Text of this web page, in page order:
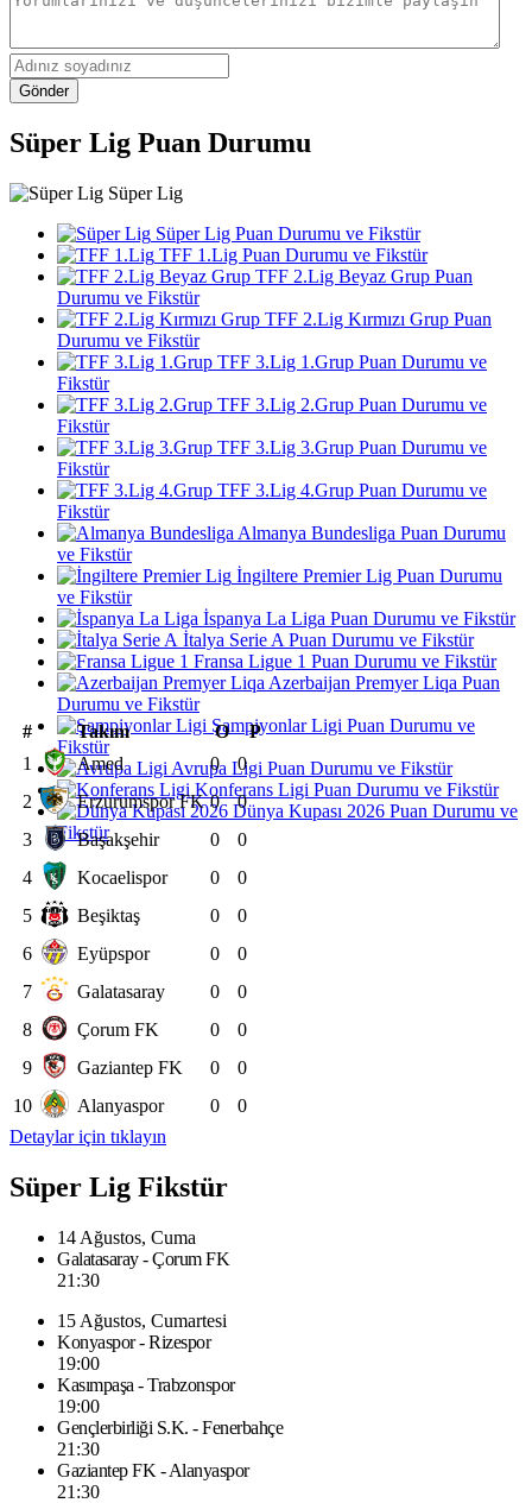
Gönder
Süper Lig Puan Durumu
Süper Lig
Süper Lig Puan Durumu ve Fikstür
TFF 1.Lig Puan Durumu ve Fikstür
TFF 2.Lig Beyaz Grup Puan
Durumu ve Fikstür
TFF 2.Lig Kırmızı Grup Puan
Durumu ve Fikstür
TFF 3.Lig 1.Grup Puan Durumu ve
Fikstür
TFF 3.Lig 2.Grup Puan Durumu ve
Fikstür
TFF 3.Lig 3.Grup Puan Durumu ve
Fikstür
TFF 3.Lig 4.Grup Puan Durumu ve
Fikstür
Almanya Bundesliga Puan Durumu
ve Fikstür
İngiltere Premier Lig Puan Durumu
ve Fikstür
İspanya La Liga Puan Durumu ve Fikstür
İtalya Serie A Puan Durumu ve Fikstür
Fransa Ligue 1 Puan Durumu ve Fikstür
Azerbaijan Premyer Liqa Puan
Durumu ve Fikstür
Şampiyonlar Ligi Puan Durumu ve
Fikstür
Avrupa Ligi Puan Durumu ve Fikstür
Konferans Ligi Puan Durumu ve Fikstür
Dünya Kupası 2026 Puan Durumu ve
Fikstür
# Takım O
P
1
Amed 0
0
2
Erzurumspor FK 0
0
3
Başakşehir 0
0
4
Kocaelispor 0
0
5
Beşiktaş 0
0
6
Eyüpspor 0
0
7
Galatasaray 0
0
8
Çorum FK 0
0
9
Gaziantep FK 0
0
10
Alanyaspor 0
0
Detaylar için tıklayın
Süper Lig Fikstür
14 Ağustos, Cuma
Galatasaray - Çorum FK
21:30
15 Ağustos, Cumartesi
Konyaspor - Rizespor
19:00
Kasımpaşa - Trabzonspor
19:00
Gençlerbirliği S.K. - Fenerbahçe
21:30
Gaziantep FK - Alanyaspor
21:30